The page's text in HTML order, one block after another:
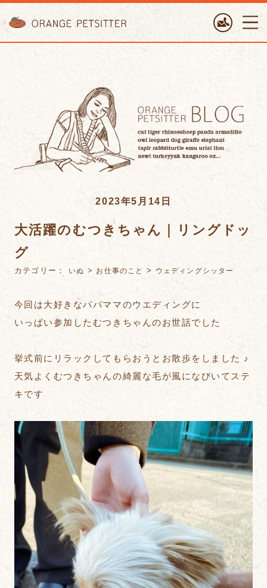
2023年5月14日
大活躍のむつきちゃん｜リングドッ
グ
カテゴリー： いぬ > お仕事のこと > ウェディングシッター
今回は大好きなパパママのウエディングに
いっぱい参加したむつきちゃんのお世話でした
挙式前にリラックしてもらおうとお散歩をしました ♪
天気よくむつきちゃんの綺麗な毛が風になびいてステ
キです